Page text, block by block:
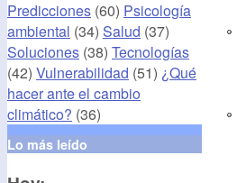
Predicciones (60) Psicología
ambiental (34) Salud (37)
Soluciones (38) Tecnologías
(42) Vulnerabilidad (51) ¿Qué
hacer ante el cambio
climático? (36)
Lo más leído